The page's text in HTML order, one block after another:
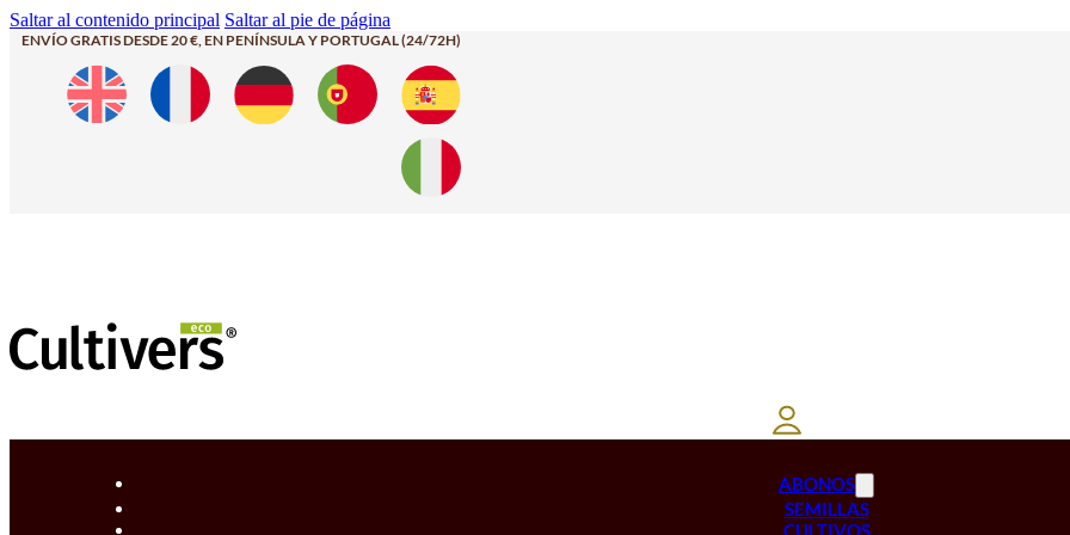
Saltar al contenido principal Saltar al pie de página
ENVÍO GRATIS DESDE 20 €, EN PENÍNSULA Y PORTUGAL (24/72H)
ABONOS
SEMILLAS
CULTIVOS